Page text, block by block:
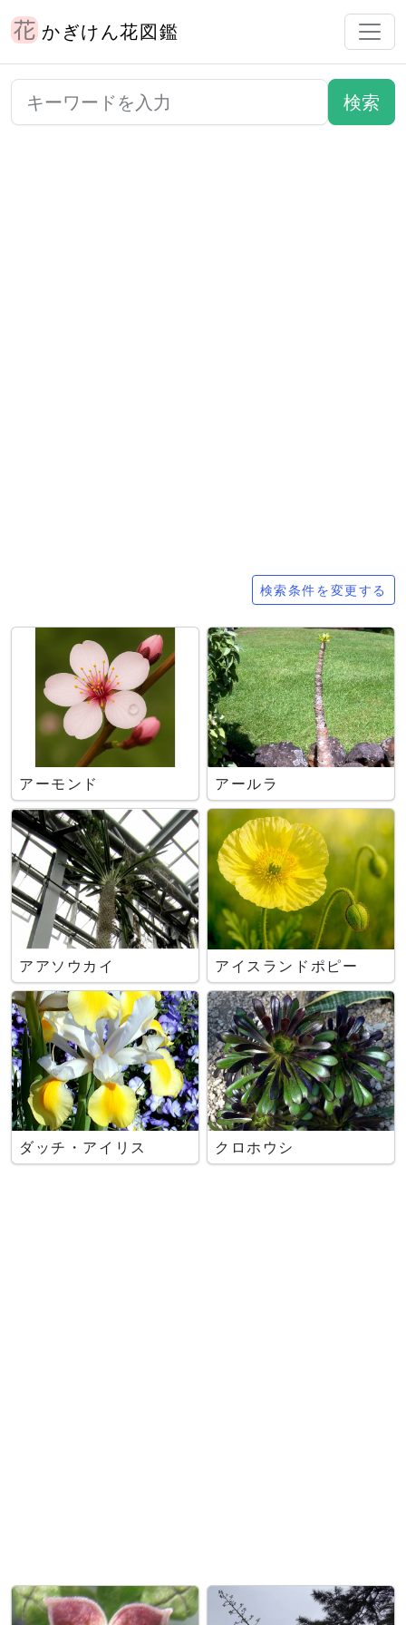
かぎけん花図鑑
検索条件を変更する
アーモンド アールラ
アアソウカイ アイスランドポピー
ダッチ・アイリス クロホウシ